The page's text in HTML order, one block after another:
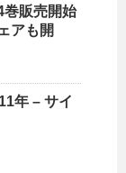
巻販売開始
アも開
年 – サイ